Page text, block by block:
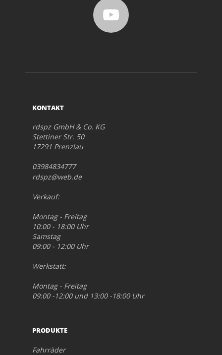
KONTAKT
rdspz GmbH & Co. KG
Stettiner Str. 50
17291 Prenzlau
03984834777
rdspz@web.de
Verkauf:
Montag - Freitag
10:00 - 18:00 Uhr
Samstag
09:00 - 12:00 Uhr
Werkstatt:
Montag - Freitag
09:00 -12:00 und 13:00 -18:00 Uhr
PRODUKTE
Fahrräder